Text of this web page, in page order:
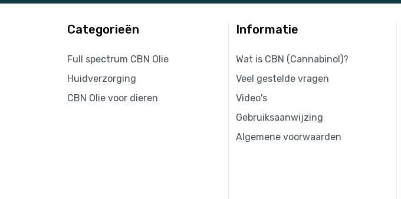
Categorieën
Full spectrum CBN Olie
Huidverzorging
CBN Olie voor dieren
Informatie
Wat is CBN (Cannabinol)?
Veel gestelde vragen
Video's
Gebruiksaanwijzing
Algemene voorwaarden